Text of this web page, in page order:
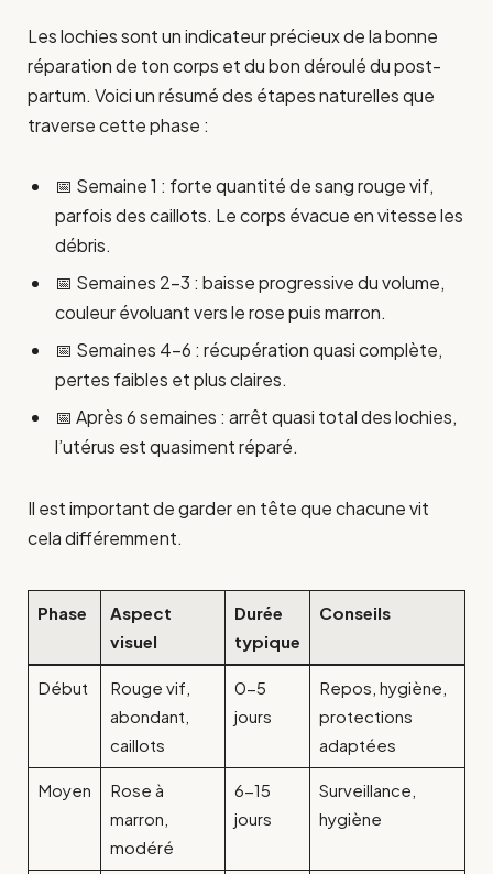
Les lochies sont un indicateur précieux de la bonne
réparation de ton corps et du bon déroulé du post-
partum. Voici un résumé des étapes naturelles que
traverse cette phase :
📅 Semaine 1 : forte quantité de sang rouge vif,
parfois des caillots. Le corps évacue en vitesse les
débris.
📅 Semaines 2-3 : baisse progressive du volume,
couleur évoluant vers le rose puis marron.
📅 Semaines 4-6 : récupération quasi complète,
pertes faibles et plus claires.
📅 Après 6 semaines : arrêt quasi total des lochies,
l’utérus est quasiment réparé.
Il est important de garder en tête que chacune vit
cela différemment.
Phase
Aspect
visuel
Durée
typique
Conseils
Début
Rouge vif,
abondant,
caillots
0-5
jours
Repos, hygiène,
protections
adaptées
Moyen
Rose à
marron,
modéré
6-15
jours
Surveillance,
hygiène